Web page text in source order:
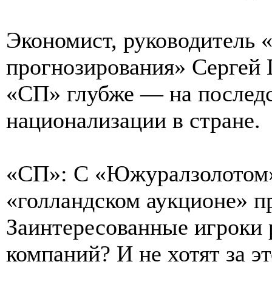
Экономист, руководитель
прогнозирования» Сергей
«СП» глубже — на
национализации в стране.
«СП»: С
«голландском аукционе»
Заинтересованные
компаний? И не хотят за